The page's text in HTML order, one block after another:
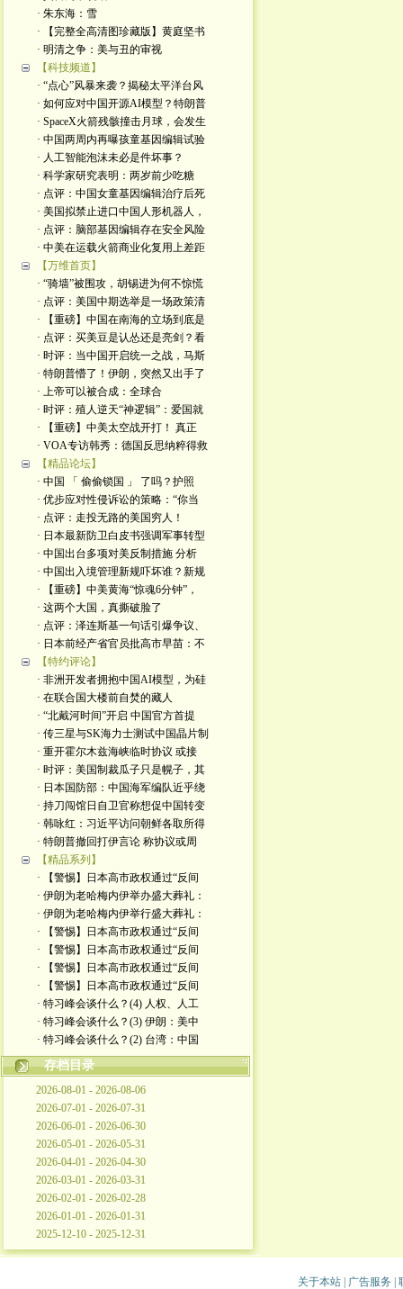
· 朱东海：雪
· 【完整全高清图珍藏版】黄庭坚书
· 明清之争：美与丑的审视
【科技频道】
· “点心”风暴来袭？揭秘太平洋台风
· 如何应对中国开源AI模型？特朗普
· SpaceX火箭残骸撞击月球，会发生
· 中国两周内再曝孩童基因编辑试验
· 人工智能泡沫未必是件坏事？
· 科学家研究表明：两岁前少吃糖
· 点评：中国女童基因编辑治疗后死
· 美国拟禁止进口中国人形机器人，
· 点评：脑部基因编辑存在安全风险
· 中美在运载火箭商业化复用上差距
【万维首页】
· “骑墙”被围攻，胡锡进为何不惊慌
· 点评：美国中期选举是一场政策清
· 【重磅】中国在南海的立场到底是
· 点评：买美豆是认怂还是亮剑？看
· 时评：当中国开启统一之战，马斯
· 特朗普懵了！伊朗，突然又出手了
· ​上帝可以被合成：全球合
· 时评：殖人逆天“神逻辑”：爱国就
· 【重磅】中美太空战开打！ 真正
· VOA专访韩秀：德国反思纳粹得救
【精品论坛】
· 中国 「 偷偷锁国 」 了吗？护照
· 优步应对性侵诉讼的策略：“你当
· 点评：走投无路的美国穷人！
· 日本最新防卫白皮书强调军事转型
· 中国出台多项对美反制措施 分析
· 中国出入境管理新规吓坏谁？新规
· 【重磅】中美黄海“惊魂6分钟”，
· 这两个大国，真撕破脸了
· 点评：泽连斯基一句话引爆争议、
· 日本前经产省官员批高市早苗：不
【特约评论】
· 非洲开发者拥抱中国AI模型，为硅
· 在联合国大楼前自焚的藏人
· “北戴河时间”开启 中国官方首提
· 传三星与SK海力士测试中国晶片制
· 重开霍尔木兹海峡临时协议 或接
· 时评：美国制裁瓜子只是幌子，其
· 日本国防部：中国海军编队近乎绕
· 持刀闯馆日自卫官称想促中国转变
· 韩咏红：习近平访问朝鲜各取所得
· 特朗普撤回打伊言论 称协议或周
【精品系列】
· 【警惕】日本高市政权通过“反间
· 伊朗为老哈梅内伊举办盛大葬礼：
· 伊朗为老哈梅内伊举行盛大葬礼：
· 【警惕】日本高市政权通过“反间
· 【警惕】日本高市政权通过“反间
· 【警惕】日本高市政权通过“反间
· 【警惕】日本高市政权通过“反间
· 特习峰会谈什么？(4) 人权、人工
· 特习峰会谈什么？(3) 伊朗：美中
· 特习峰会谈什么？(2) 台湾：中国
存档目录
2026-08-01 - 2026-08-06
2026-07-01 - 2026-07-31
2026-06-01 - 2026-06-30
2026-05-01 - 2026-05-31
2026-04-01 - 2026-04-30
2026-03-01 - 2026-03-31
2026-02-01 - 2026-02-28
2026-01-01 - 2026-01-31
2025-12-10 - 2025-12-31
关于本站| 广告服务